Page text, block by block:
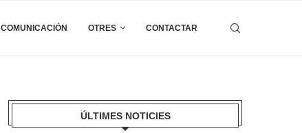
COMUNICACIÓN OTRES CONTACTAR
ÚLTIMES NOTICIES